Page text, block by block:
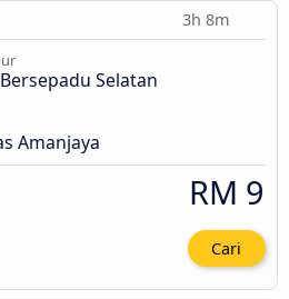
3h 8m
Selatan
Amanjaya
RM 9
Cari